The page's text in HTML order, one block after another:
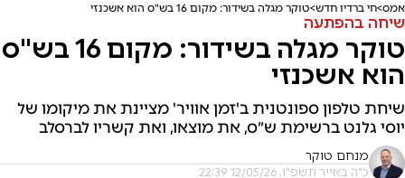
אמס חי ברדיו חדש טוקר מגלה בשידור: מקום 16 בש"ס הוא אשכנזי
שיחה בהפתעה
טוקר מגלה בשידור: מקום 16 בש"ס
הוא אשכנזי
שיחת טלפון ספונטנית ב'זמן אוויר' מציינת את מיקומו של
יוסי גלנט ברשימת ש״ס, את מוצאו, ואת קשריו לברסלב
מנחם טוקר
כ"ה באייר תשפ"ו, 12/05/26 22:39